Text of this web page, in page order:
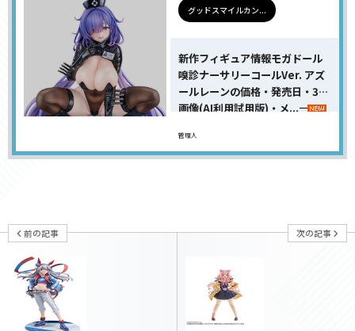
グッドスマイルカン...
新作フィギュア情報モガドール
嗅診ナーサリーコールVer. アズ
ールレーンの価格・発売日・3D
画像(AI利用試用版)・メ...
管理人
前の記事 次の記事